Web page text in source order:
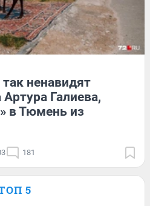
ненавидят
Галиева,
в Тюмень из
181
5